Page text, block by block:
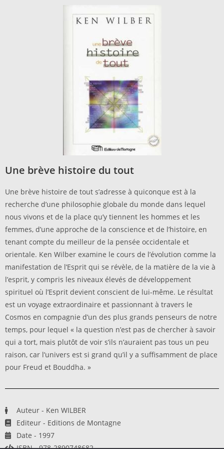
Une brève histoire du tout
Une brève histoire de tout s’adresse à quiconque est à la
recherche d’une philosophie globale du monde dans lequel
nous vivons et de la place qu’y tiennent les hommes et les
femmes, d’une approche de la conscience et de l’histoire, en
tenant compte du meilleur de la pensée occidentale et
orientale. Ken Wilber examine le cours de l’évolution comme la
manifestation de l’Esprit qui se révèle, de la matière de la vie à
l’esprit, y compris les niveaux élevés de développement
spirituel où l’Esprit devient conscient de lui-même. Le résultat
est un voyage extraordinaire et passionnant à travers le
Cosmos en compagnie d’un des plus grands penseurs de notre
temps, pour lequel « la question n’est pas de chercher à savoir
qui a tort, mais plutôt de voir s’ils n’auraient pas tous un peu
raison, car l’univers est si grand qu’il y a suffisamment de place
pour Freud et Bouddha. »
Auteur - Ken WILBER
Editeur - Editions de Montagne
Date - 1997